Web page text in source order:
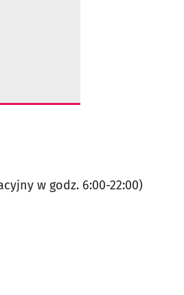
w godz. 6:00-22:00)